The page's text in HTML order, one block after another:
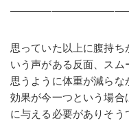
思っていた以上に腹持ち
いう声がある反面、スム
思うように体重が減らな
効果が今一つという場
に与える必要がありそう